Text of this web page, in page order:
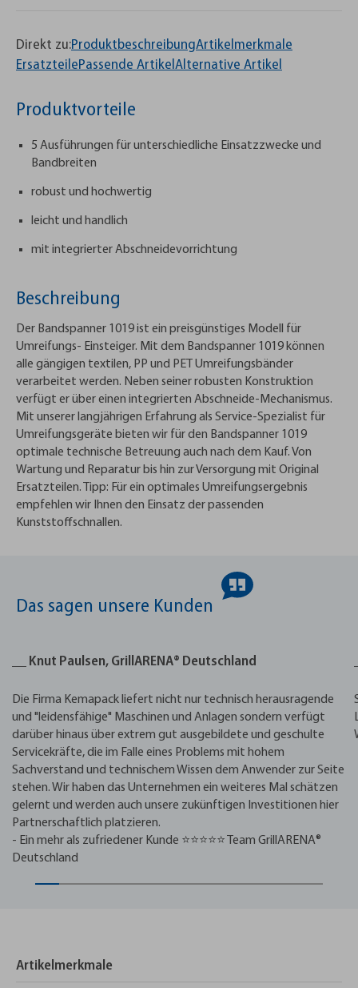
Direkt zu:ProduktbeschreibungArtikelmerkmale
ErsatzteilePassende ArtikelAlternative Artikel
Produktvorteile
5 Ausführungen für unterschiedliche Einsatzzwecke und
Bandbreiten
robust und hochwertig
leicht und handlich
mit integrierter Abschneidevorrichtung
Beschreibung
Der Bandspanner 1019 ist ein preisgünstiges Modell für
Umreifungs- Einsteiger. Mit dem Bandspanner 1019 können
alle gängigen textilen, PP und PET Umreifungsbänder
verarbeitet werden. Neben seiner robusten Konstruktion
verfügt er über einen integrierten Abschneide-Mechanismus.
Mit unserer langjährigen Erfahrung als Service-Spezialist für
Umreifungsgeräte bieten wir für den Bandspanner 1019
optimale technische Betreuung auch nach dem Kauf. Von
Wartung und Reparatur bis hin zur Versorgung mit Original
Ersatzteilen. Tipp: Für ein optimales Umreifungsergebnis
empfehlen wir Ihnen den Einsatz der passenden
Kunststoffschnallen.
Das sagen unsere Kunden
__ Knut Paulsen, GrillARENA® Deutschland
Die Firma Kemapack liefert nicht nur technisch herausragende
und "leidensfähige" Maschinen und Anlagen sondern verfügt
darüber hinaus über extrem gut ausgebildete und geschulte
Servicekräfte, die im Falle eines Problems mit hohem
Sachverstand und technischem Wissen dem Anwender zur Seite
stehen. Wir haben das Unternehmen ein weiteres Mal schätzen
gelernt und werden auch unsere zukünftigen Investitionen hier
Partnerschaftlich platzieren.
- Ein mehr als zufriedener Kunde ⭐⭐⭐⭐⭐ Team GrillARENA®
Deutschland
Artikelmerkmale